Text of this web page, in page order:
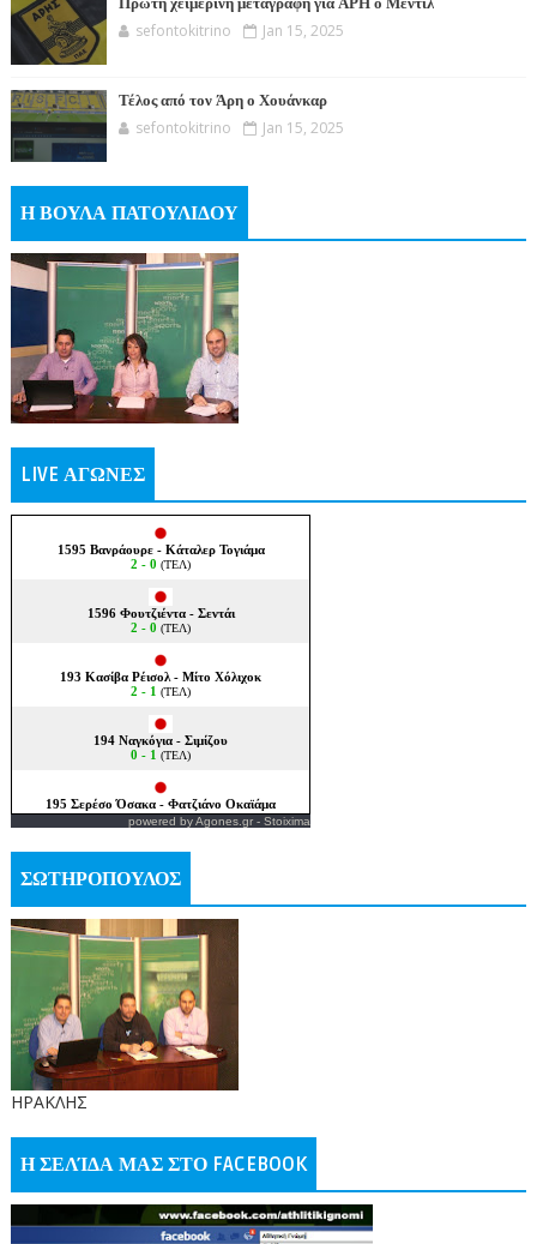
sefontokitrino Jan 15, 2025
Τέλος από τον Άρη ο Χουάνκαρ
sefontokitrino Jan 15, 2025
Η ΒΟΥΛΑ ΠΑΤΟΥΛΙΔΟΥ
LIVE ΑΓΩΝΕΣ
powered byAgones.gr- Stoixima
ΣΩΤΗΡΟΠΟΥΛΟΣ
ΗΡΑΚΛΗΣ
Η ΣΕΛΊΔΑ ΜΑΣ ΣΤΟ FACEBOOK